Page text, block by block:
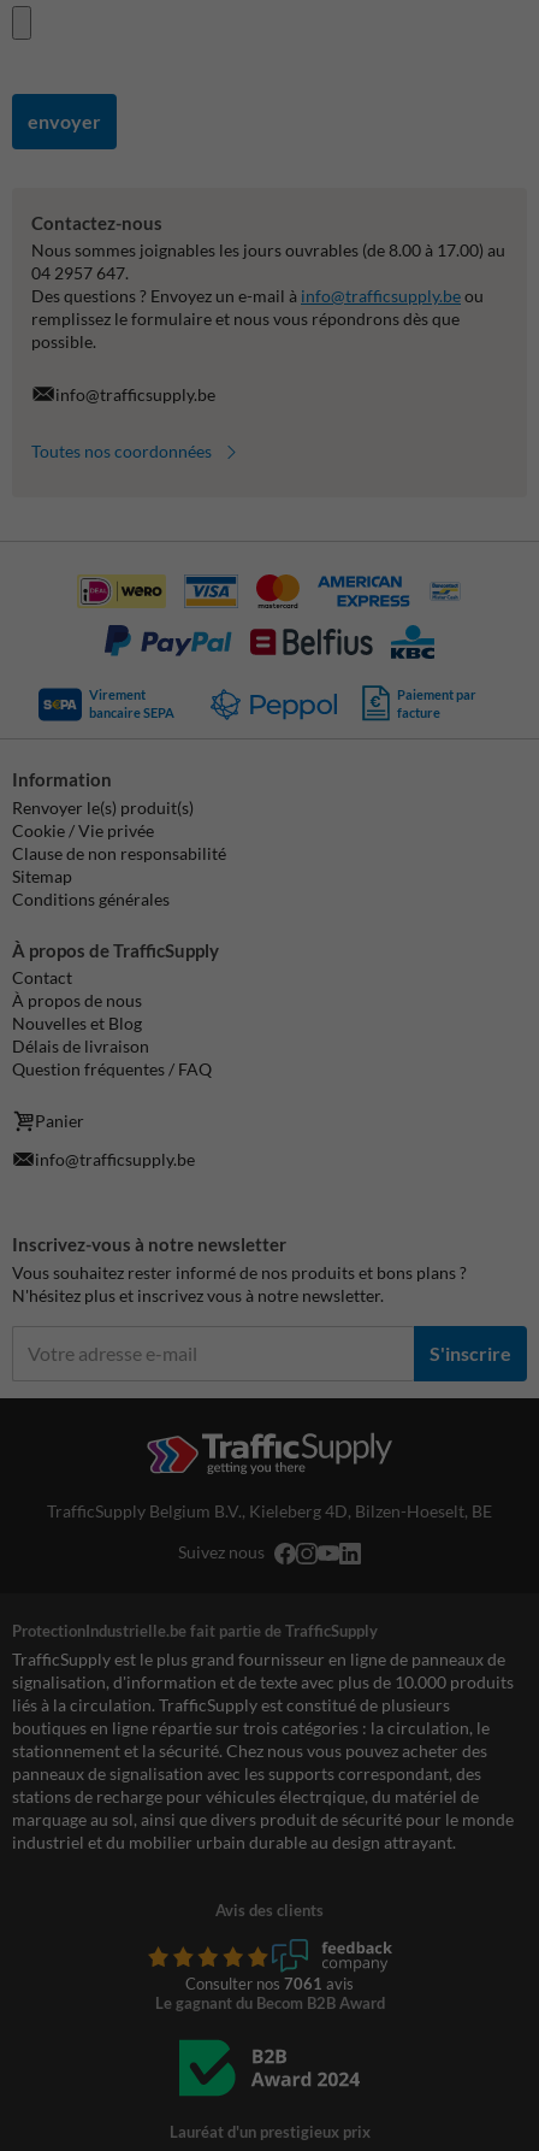
envoyer
Contactez-nous
Nous sommes joignables les jours ouvrables (de 8.00 à 17.00) au
04 2957 647.
Des questions ? Envoyez un e-mail à info@trafficsupply.beou
remplissez le formulaire et nous vous répondrons dès que
possible.
info@trafficsupply.be
Toutes nos coordonnées
Virement
bancaire SEPA
Paiement par
facture
Information
Renvoyer le(s) produit(s)
Cookie / Vie privée
Clause de non responsabilité
Sitemap
Conditions générales
À propos de TrafficSupply
Contact
À propos de nous
Nouvelles et Blog
Délais de livraison
Question fréquentes / FAQ
Panier
info@trafficsupply.be
Inscrivez-vous à notre newsletter
Vous souhaitez rester informé de nos produits et bons plans ?
N'hésitez plus et inscrivez vous à notre newsletter.
S'inscrire
TrafficSupply Belgium B.V., Kieleberg 4D, Bilzen-Hoeselt, BE
Suivez nous
ProtectionIndustrielle.be fait partie de TrafficSupply
TrafficSupply est le plus grand fournisseur en ligne de panneaux de
signalisation, d'information et de texte avec plus de 10.000 produits
liés à la circulation. TrafficSupply est constitué de plusieurs
boutiques en ligne répartie sur trois catégories : la circulation, le
stationnement et la sécurité. Chez nous vous pouvez acheter des
panneaux de signalisation avec les supports correspondant, des
stations de recharge pour véhicules électrqique, du matériel de
marquage au sol, ainsi que divers produit de sécurité pour le monde
industriel et du mobilier urbain durable au design attrayant.
Avis des clients
Consulter nos 7061 avis
Le gagnant du Becom B2B Award
Lauréat d'un prestigieux prix